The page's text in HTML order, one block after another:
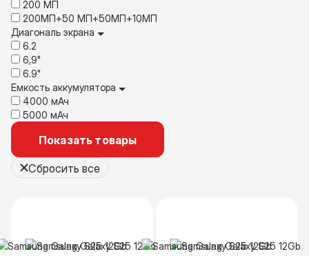
200 МП
200МП+50 МП+50МП+10МП
Диагональ экрана
6.2
6,9"
6.9"
Емкость аккумулятора
4000 мАч
5000 мАч
Показать товары
Сбросить все